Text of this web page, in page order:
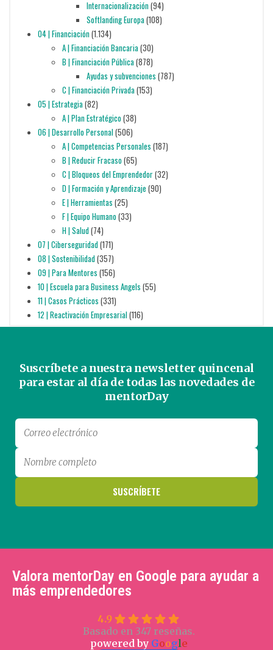
Internacionalización(94)
Softlanding Europa(108)
04 | Financiación(1.134)
A | Financiación Bancaria(30)
B | Financiación Pública(878)
Ayudas y subvenciones (787)
C | Financiación Privada(153)
05 | Estrategia(82)
A | Plan Estratégico(38)
06 | Desarrollo Personal(506)
A | Competencias Personales (187)
B | Reducir Fracaso(65)
C | Bloqueos del Emprendedor(32)
D | Formación y Aprendizaje (90)
E | Herramientas (25)
F | Equipo Humano(33)
H | Salud(74)
07 | Ciberseguridad(171)
08 | Sostenibilidad(357)
09 | Para Mentores (156)
10 | Escuela para Business Angels (55)
11 | Casos Prácticos (331)
12 | Reactivación Empresarial(116)
Suscríbete a nuestra newsletter quincenal
para estar al día de todas las novedades de
mentorDay
Valora mentorDay en Google para ayudar a
más emprendedores
4.9
Basado en 347 reseñas.
powered by Google